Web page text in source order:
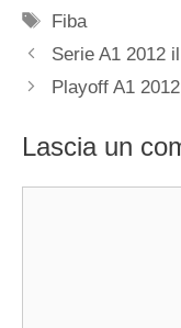
Tag
Fiba
Serie A1 2012
Playoff A1
Lascia un